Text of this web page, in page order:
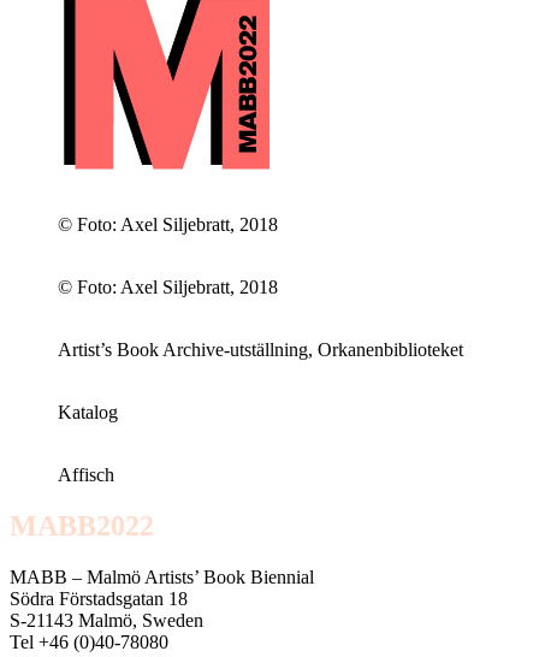
© Foto: Axel Siljebratt, 2018
© Foto: Axel Siljebratt, 2018
Artist’s Book Archive-utställning, Orkanenbiblioteket
Katalog
Affisch
MABB2022
MABB – Malmö Artists’ Book Biennial
Södra Förstadsgatan 18
S-21143 Malmö, Sweden
Tel +46 (0)40-78080